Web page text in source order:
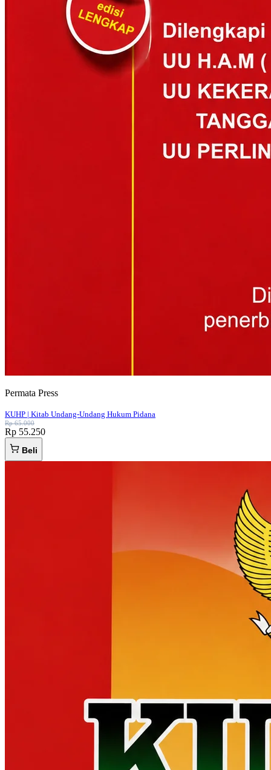
Permata Press
KUHP | Kitab Undang-Undang Hukum Pidana
Rp 65.000
Rp 55.250
Beli